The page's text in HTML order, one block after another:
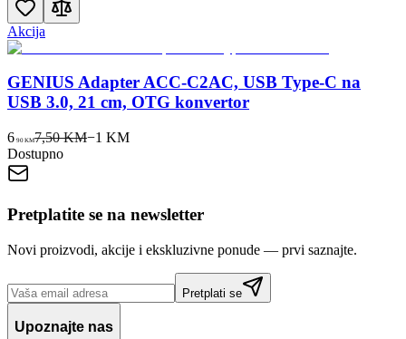
Akcija
GENIUS Adapter ACC-C2AC, USB Type-C na
USB 3.0, 21 cm, OTG konvertor
6 90 KM7,50 KM−1 KM
Dostupno
Pretplatite se na newsletter
Novi proizvodi, akcije i ekskluzivne ponude — prvi saznajte.
Pretplati se
Upoznajte nas